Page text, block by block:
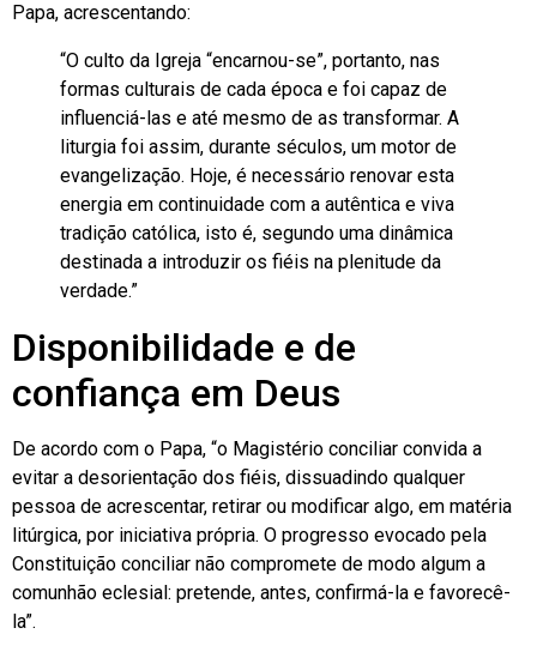
Papa, acrescentando:
“O culto da Igreja “encarnou-se”, portanto, nas
formas culturais de cada época e foi capaz de
influenciá-las e até mesmo de as transformar. A
liturgia foi assim, durante séculos, um motor de
evangelização. Hoje, é necessário renovar esta
energia em continuidade com a autêntica e viva
tradição católica, isto é, segundo uma dinâmica
destinada a introduzir os fiéis na plenitude da
verdade.”
Disponibilidade e de
confiança em Deus
De acordo com o Papa, “o Magistério conciliar convida a
evitar a desorientação dos fiéis, dissuadindo qualquer
pessoa de acrescentar, retirar ou modificar algo, em matéria
litúrgica, por iniciativa própria. O progresso evocado pela
Constituição conciliar não compromete de modo algum a
comunhão eclesial: pretende, antes, confirmá-la e favorecê-
la”.